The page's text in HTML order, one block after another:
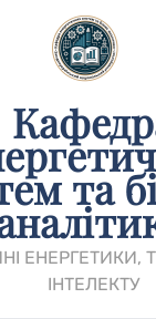
та
ЕНЕРГЕТИКИ,
ІНТЕЛЕКТУ